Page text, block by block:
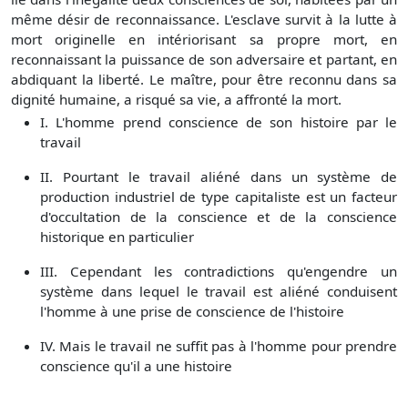
même désir de reconnaissance. L'esclave survit à la lutte à
mort originelle en intériorisant sa propre mort, en
reconnaissant la puissance de son adversaire et partant, en
abdiquant la liberté. Le maître, pour être reconnu dans sa
dignité humaine, a risqué sa vie, a affronté la mort.
I. L'homme prend conscience de son histoire par le
travail
II. Pourtant le travail aliéné dans un système de
production industriel de type capitaliste est un facteur
d'occultation de la conscience et de la conscience
historique en particulier
III. Cependant les contradictions qu'engendre un
système dans lequel le travail est aliéné conduisent
l'homme à une prise de conscience de l'histoire
IV. Mais le travail ne suffit pas à l'homme pour prendre
conscience qu'il a une histoire